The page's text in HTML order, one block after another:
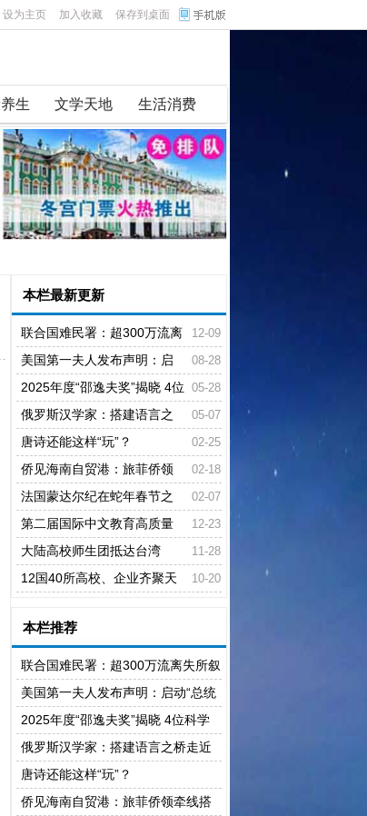
设为主页 加入收藏 保存到桌面
生 文学天地 生活消费
本栏最新更新
12-09
联合国难民署：超300万流离
失所叙利亚人返回家园
08-28
美国第一夫人发布声明：启
动“总统人工智能挑战”项目
05-28
2025年度“邵逸夫奖”揭晓 4位
科学家揽三大领域奖项
05-07
俄罗斯汉学家：搭建语言之
桥走近文化中国
02-25
唐诗还能这样“玩”？
02-18
侨见海南自贸港：旅菲侨领
牵线搭桥 促菲琼教育合作
02-07
法国蒙达尔纪在蛇年春节之
际迎来中国学生访问团
12-23
第二届国际中文教育高质量
发展专家研讨会举行
11-28
大陆高校师生团抵达台湾
10-20
12国40所高校、企业齐聚天
扩容
本栏推荐
联合国难民署：超300万流离失所叙
利亚人返回家园
美国第一夫人发布声明：启动“总统
人工智能挑战”项目
2025年度“邵逸夫奖”揭晓 4位科学
家揽三大领域奖项
俄罗斯汉学家：搭建语言之桥走近
文化中国
唐诗还能这样“玩”？
侨见海南自贸港：旅菲侨领牵线搭